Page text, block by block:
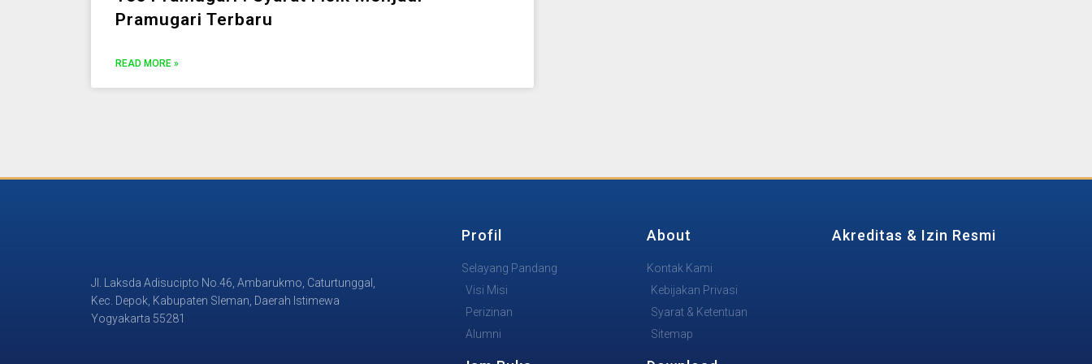
Pramugari Terbaru
READ MORE »
Jl. Laksda Adisucipto No.46, Ambarukmo, Caturtunggal,
Kec. Depok, Kabupaten Sleman, Daerah Istimewa
Yogyakarta 55281
Profil
Selayang Pandang
Visi Misi
Perizinan
Alumni
About
Kontak Kami
Kebijakan Privasi
Syarat & Ketentuan
Sitemap
Akreditas & Izin Resmi